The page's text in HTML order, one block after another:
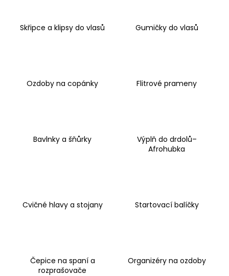
Skřipce a klipsy do vlasů Gumičky do vlasů
Ozdoby na copánky Flitrové prameny
Bavlnky a šňůrky
Výplň do drdolů–
Afrohubka
Cvičné hlavy a stojany Startovací balíčky
Čepice na spaní a
rozprašovače
Organizéry na ozdoby